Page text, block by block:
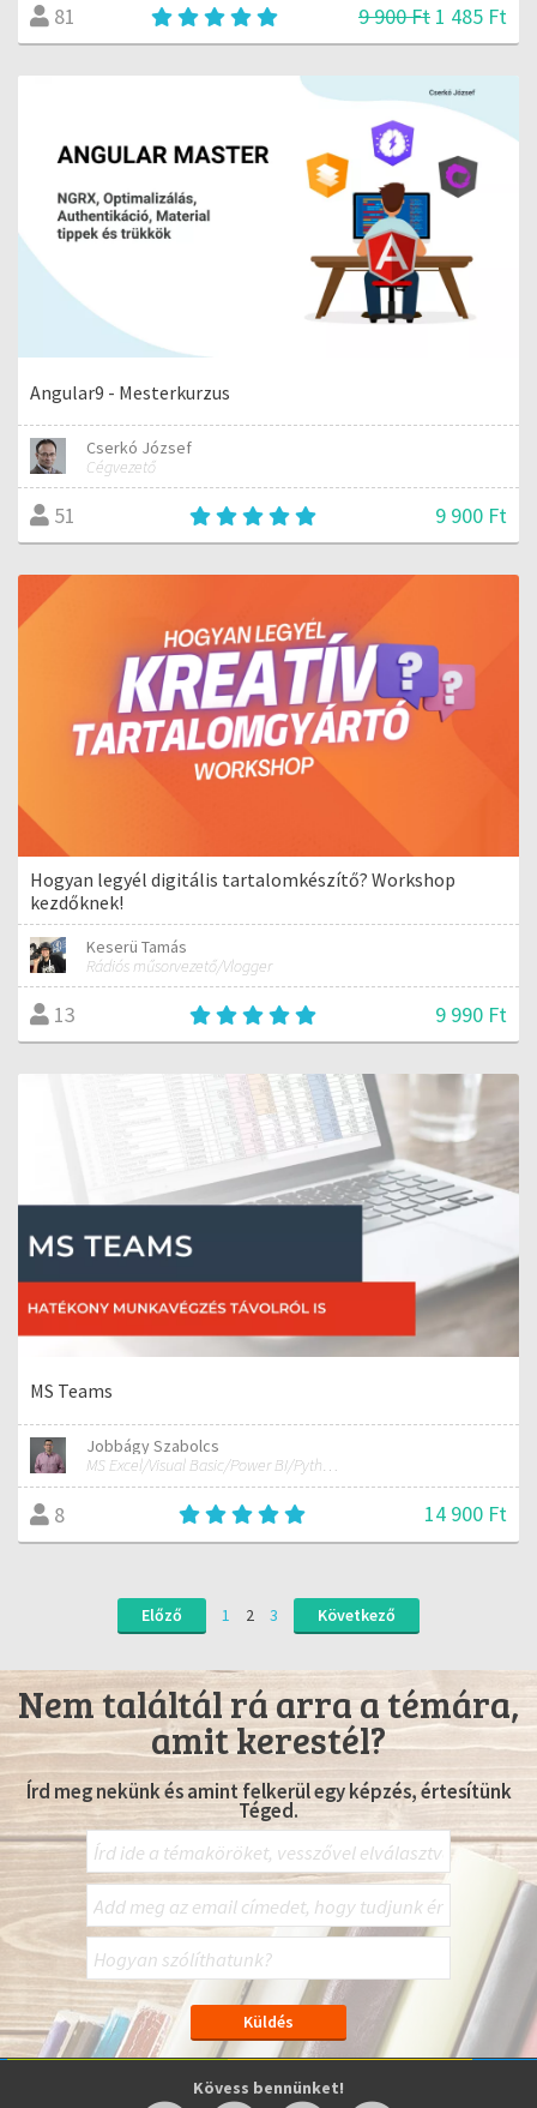
81 9 900 Ft 1 485 Ft
Angular9 - Mesterkurzus
Cserkó József
Cégvezető
51 9 900 Ft
Hogyan legyél digitális tartalomkészítő? Workshop
kezdőknek!
Keserü Tamás
Rádiós műsorvezető/Vlogger
13 9 990 Ft
MS Teams
Jobbágy Szabolcs
MS Excel/Visual Basic/Power BI/Python adatelemzési szakértő
8 14 900 Ft
Előző 1 2 3 Következő
Nem találtál rá arra a témára,
amit kerestél?
Írd meg nekünk és amint felkerül egy képzés, értesítünk
Téged.
Kövess bennünket!